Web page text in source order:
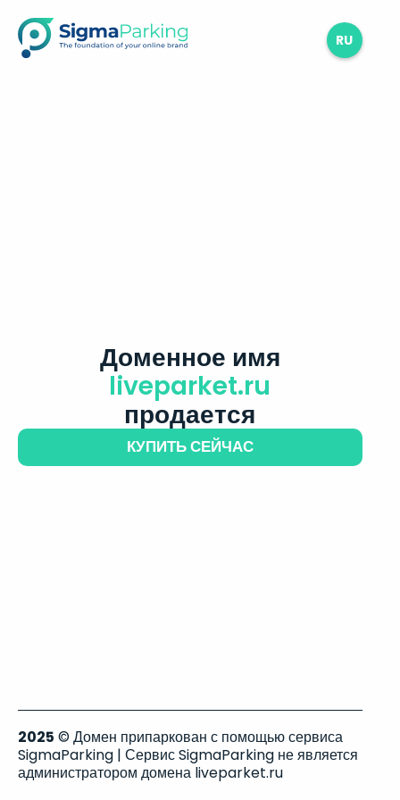
RU
Доменное имя
liveparket.ru
продается
КУПИТЬ СЕЙЧАС
2025 © Домен припаркован с помощью сервиса
SigmaParking | Сервис SigmaParking не является
администратором домена liveparket.ru